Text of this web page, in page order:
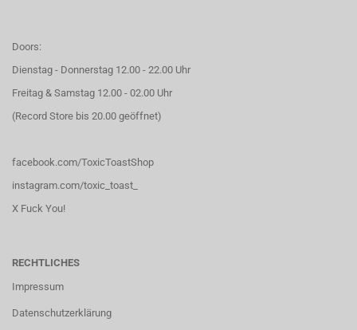
Doors:
Dienstag - Donnerstag 12.00 - 22.00 Uhr
Freitag & Samstag 12.00 - 02.00 Uhr
(Record Store bis 20.00 geöffnet)
facebook.com/ToxicToastShop
instagram.com/toxic_toast_
X Fuck You!
RECHTLICHES
Impressum
Datenschutzerklärung